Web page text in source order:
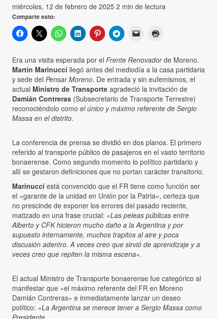
miércoles, 12 de febrero de 2025 2 min de lectura
Comparte esto:
Era una visita esperada por el Frente Renovadorde Moreno.
Martín Marinucci llegó antes del mediodía a la casa partidaria
y sede del Pensar Moreno. De entrada y sin eufemismos, el
actual Ministro de Transporte agradeció la invitación de
Damián Contreras (Subsecretario de Transporte Terrestre)
reconociéndolo como el único y máximo referente de Sergio
Massa en el distrito.
La conferencia de prensa se dividió en dos planos. El primero
referido al transporte público de pasajeros en el vasto territorio
bonaerense. Como segundo momento lo político partidario y
allí se gestaron definiciones que no portan carácter transitorio.
Marinucci está convencido que el FR tiene como función ser
el «garante de la unidad en Unión por la Patria», certeza que
no prescinde de exponer los errores del pasado reciente,
matizado en una frase crucial: «Las peleas públicas entre
Alberto y CFK hicieron mucho daño a la Argentina y por
supuesto internamente, muchos trapitos al aire y poca
discusión adentro. A veces creo que sirvió de aprendizaje y a
veces creo que repiten la misma escena».
El actual Ministro de Transporte bonaerense fue categórico al
manifestar que «el máximo referente del FR en Moreno
Damián Contreras» e inmediatamente lanzar un deseo
político: «La Argentina se merece tener a Sergio Massa como
Presidente.